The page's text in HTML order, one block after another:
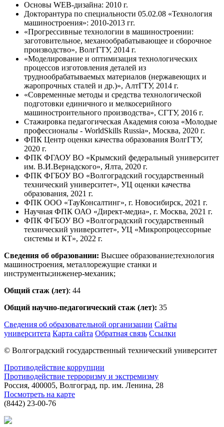
Основы WEB-дизайна: 2010 г.
Докторантура по специальности 05.02.08 «Технология
машиностроения»: 2010-2013 гг.
«Прогрессивные технологии в машиностроении:
заготовительное, механообрабатывающее и сборочное
производство», ВолгГТУ, 2014 г.
«Моделирование и оптимизация технологических
процессов изготовления деталей из
труднообрабатываемых материалов (нержавеющих и
жаропрочных сталей и др.)», АлтГТУ, 2014 г.
«Современные методы и средства технологической
подготовки единичного и мелкосерийного
машиностроительного производства», СГТУ, 2016 г.
Стажировка педагогическая Академия союза «Молодые
профессионалы - WorldSkills Russia», Москва, 2020 г.
ФПК Центр оценки качества образования ВолгГТУ,
2020 г.
ФПК ФГАОУ ВО «Крымский федеральный университет
им. В.И.Вернадского», Ялта, 2020 г.
ФПК ФГБОУ ВО «Волгоградский государственный
технический университет», УЦ оценки качества
образования, 2021 г.
ФПК ООО «ТауКонсалтинг», г. Новосибирск, 2021 г.
Научная ФПК ОАО «Директ-медиа», г. Москва, 2021 г.
ФПК ФГБОУ ВО «Волгоградский государственный
технический университет», УЦ «Микропроцессорные
системы и КТ», 2022 г.
Сведения об образовании: Высшее образование;технология
машиностроения, металлорежущие станки и
инструменты;инженер-механик;
Общий стаж (лет): 44
Общий научно-педагогический стаж (лет): 35
Сведения об образовательной организации Сайты
университета Карта сайта Обратная связь Ссылки
© Волгоградский государственный технический университет
Противодействие коррупции
Противодействие терроризму и экстремизму
Россия, 400005, Волгоград, пр. им. Ленина, 28
Посмотреть на карте
(8442) 23-00-76